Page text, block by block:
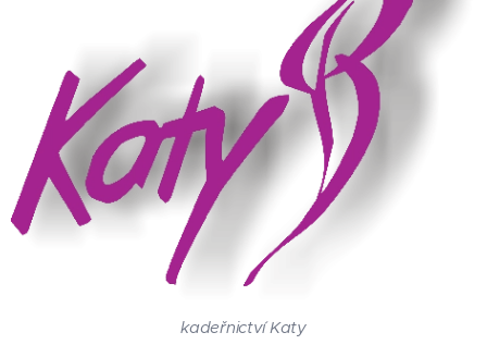
kadeřnictví Katy